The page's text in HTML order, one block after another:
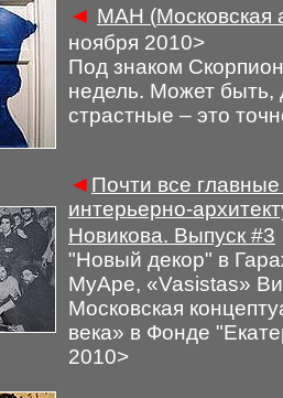
◄ МАН (Московская
ноября 2010>
Под знаком
недель. Может быть,
страстные – это
◄ Почти все
интерьерно-
Новикова. Выпуск #3
"Новый декор" в
МуАре, «Vasistas»
Московская
века» в Фонде "
2010>